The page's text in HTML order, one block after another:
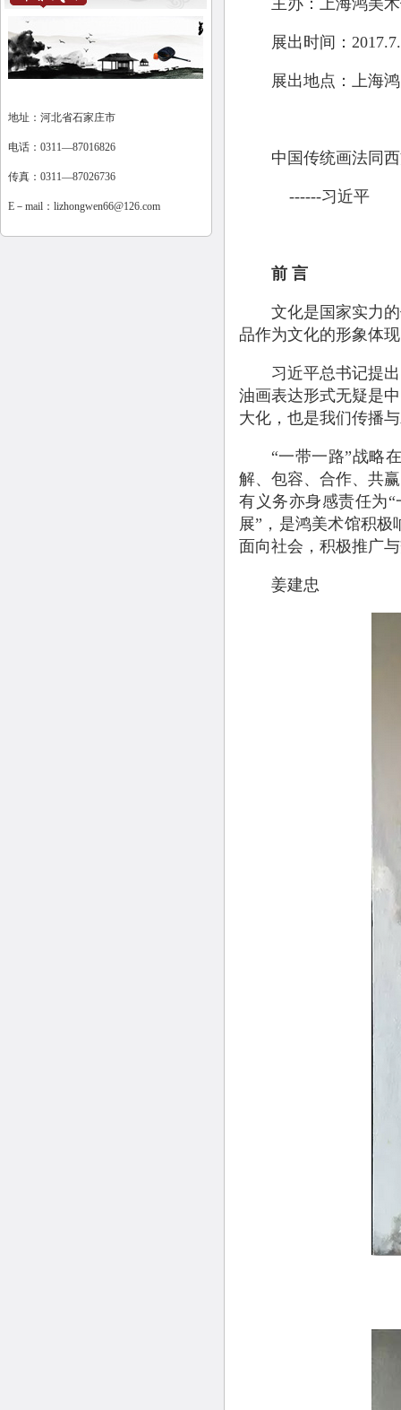
地址：河北省石家庄市
电话：0311—87016826
传真：0311—87026736
E－mail： lizhongwen66@126.com
主办：上海鸿美术
展出时间：
展出地点：上海鸿
中国传统画法同西
------习近平
前 言
文化是国家实力的
品作为文化的形象体
习近平总书记提出
油画表达形式无疑是
大化，也是我们传播
“一带一路”战略在
解、包容、合作、共
有义务亦身感责任为
展”，是鸿美术馆积
面向社会，积极推广
姜建忠